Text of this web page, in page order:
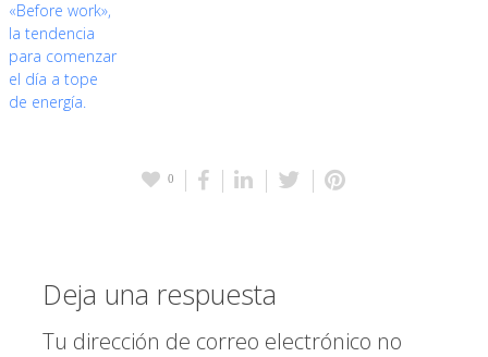
«Before work»,
la tendencia
para comenzar
el día a tope
de energía.
0
Deja una respuesta
Tu dirección de correo electrónico no